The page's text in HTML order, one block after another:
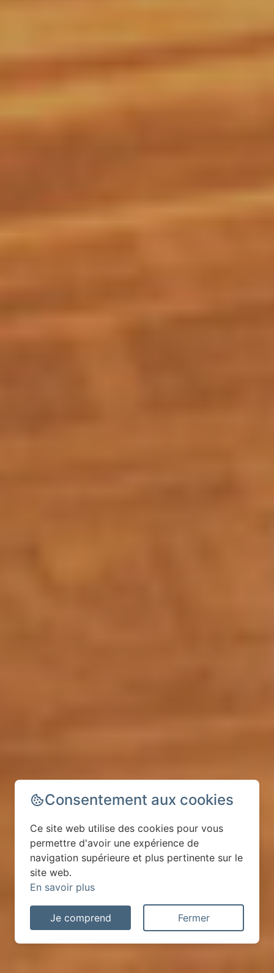
Consentement aux cookies
Ce site web utilise des cookies pour vous
permettre d'avoir une expérience de
navigation supérieure et plus pertinente sur le
site web.
En savoir plus
Je comprend Fermer